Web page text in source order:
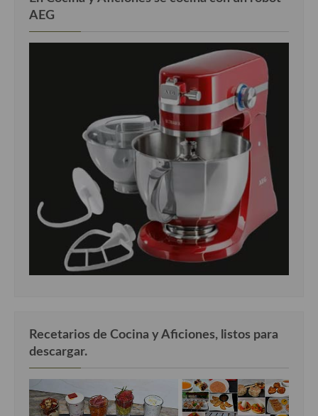
AEG
Recetarios de Cocina y Aficiones, listos para
descargar.